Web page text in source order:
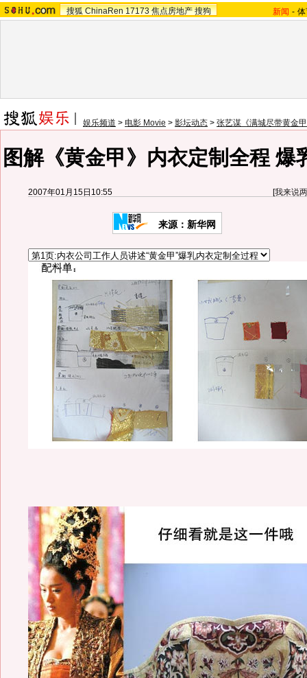
搜狐 ChinaRen 17173 焦点房地产 搜狗 新闻 -
娱乐频道 > 电影 Movie > 影坛动态 > 张艺谋《满城尽带黄金
图解《黄金甲》内衣定制全程 爆
2007年01月15日10:55 [我来说
来源：新华网